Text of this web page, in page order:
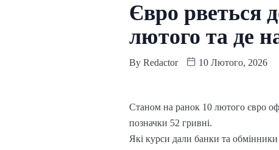
Євро рветься
лютого та де
By Redactor 10 Лютого, 2026
Станом на ранок 10 лютого євро
позначки 52 гривні.
Які курси дали банки та